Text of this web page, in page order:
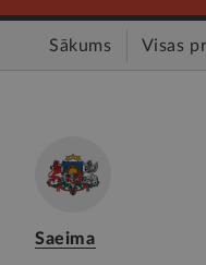
Sākums Visas
Saeima